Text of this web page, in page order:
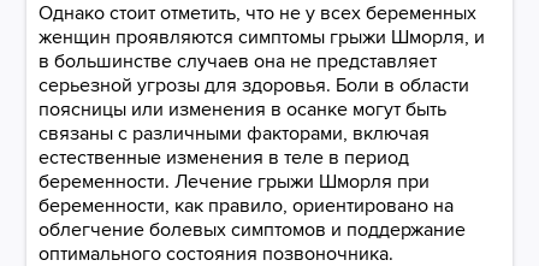
Однако стоит отметить, что не у всех беременных
женщин проявляются симптомы грыжи Шморля, и
в большинстве случаев она не представляет
серьезной угрозы для здоровья. Боли в области
поясницы или изменения в осанке могут быть
связаны с различными факторами, включая
естественные изменения в теле в период
беременности. Лечение грыжи Шморля при
беременности, как правило, ориентировано на
облегчение болевых симптомов и поддержание
оптимального состояния позвоночника.